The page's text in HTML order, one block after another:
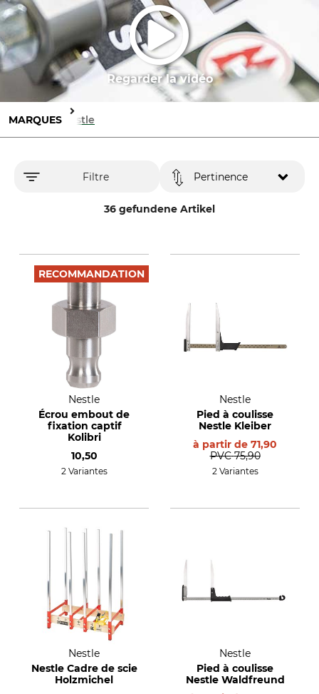
Regarder la vidéo
MARQUES Nestle
Filtre
36 gefundene Artikel
Pertinence
RECOMMANDATION
Nestle
Écrou embout de
fixation captif
Kolibri
10,50
2 Variantes
Nestle
Pied à coulisse
Nestle Kleiber
à partir de 71,90
PVC 75,90
2 Variantes
Nestle
Nestle Cadre de scie
Holzmichel
Nestle
Pied à coulisse
Nestle Waldfreund